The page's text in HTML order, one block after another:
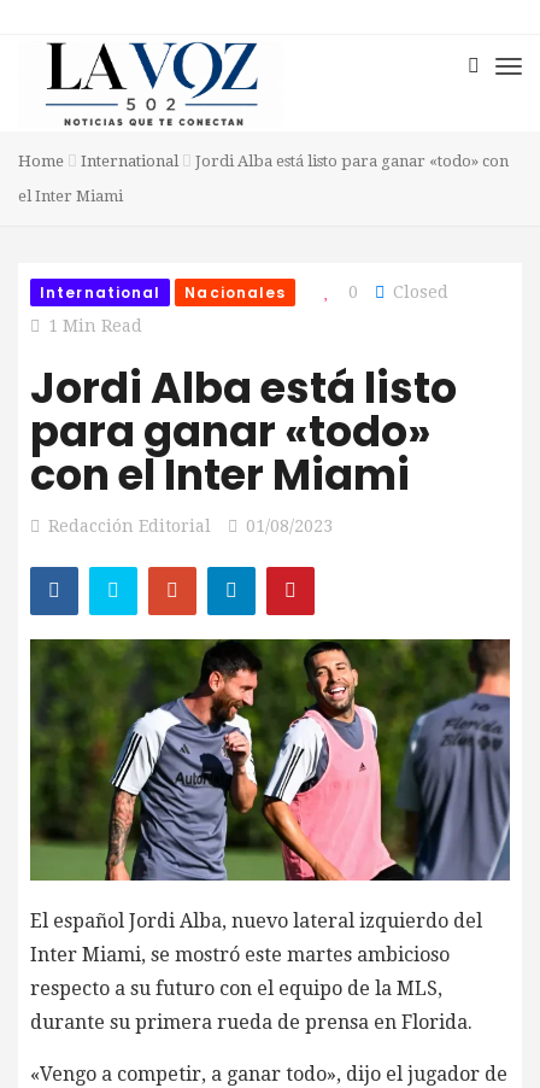
Home International
Jordi Alba está listo para ganar «todo» con
el Inter Miami
International Nacionales 0
Closed
1 Min Read
Jordi Alba está listo
para ganar «todo»
con el Inter Miami
Redacción Editorial 01/08/2023
El español Jordi Alba, nuevo lateral izquierdo del
Inter Miami, se mostró este martes ambicioso
respecto a su futuro con el equipo de la MLS,
durante su primera rueda de prensa en Florida.
«Vengo a competir, a ganar todo», dijo el jugador de